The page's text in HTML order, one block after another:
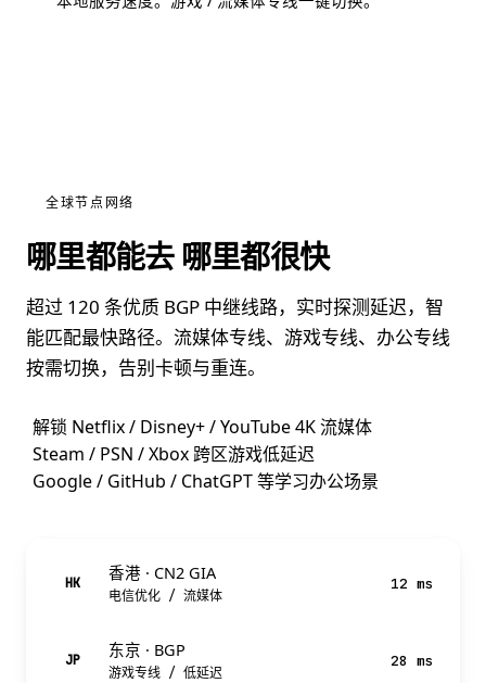
全球节点网络
哪里都能去 哪里都很快
超过 120 条优质 BGP 中继线路，实时探测延迟，智
能匹配最快路径。流媒体专线、游戏专线、办公专线
按需切换，告别卡顿与重连。
解锁 Netflix / Disney+ / YouTube 4K 流媒体
Steam / PSN / Xbox 跨区游戏低延迟
Google / GitHub / ChatGPT 等学习办公场景
HK 香港 · CN2 GIA
电信优化 / 流媒体
12 ms
JP 东京 · BGP
游戏专线 / 低延迟
28 ms